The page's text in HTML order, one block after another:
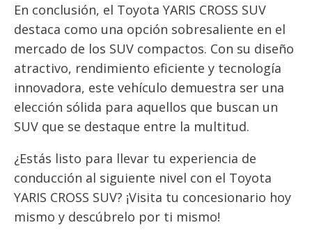
En conclusión, el Toyota YARIS CROSS SUV
destaca como una opción sobresaliente en el
mercado de los SUV compactos. Con su diseño
atractivo, rendimiento eficiente y tecnología
innovadora, este vehículo demuestra ser una
elección sólida para aquellos que buscan un
SUV que se destaque entre la multitud.
¿Estás listo para llevar tu experiencia de
conducción al siguiente nivel con el Toyota
YARIS CROSS SUV? ¡Visita tu concesionario hoy
mismo y descúbrelo por ti mismo!